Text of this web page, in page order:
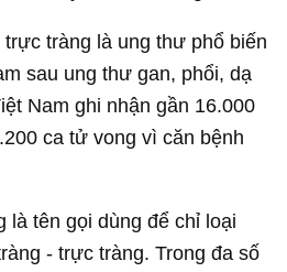
tràng là ung thư phổ biến
sau ung thư gan, phổi, dạ
Nam ghi nhận gần 16.000
ca tử vong vì căn bệnh
là tên gọi dùng để chỉ loại
- trực tràng. Trong đa số